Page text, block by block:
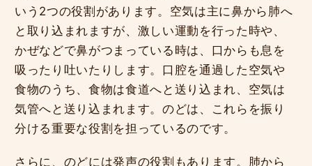
いう2つの役割があります。空気は主に鼻から肺へ
と取り込まれますが、激しい運動を行った時や、
かぜなどで鼻がつまっている時は、口からも息を
吸ったり吐いたりします。口腔を通過した空気や
食物のうち、食物は食道へと送り込まれ、空気は
気管へと送り込まれます。のどは、これらを振り
分ける重要な役割を担っているのです。
さらに、のどには発声の役割もあります。肺から